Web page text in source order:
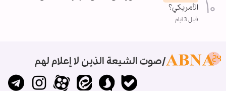
الأمريكي؟
قبل 3 ايام
صوت الشيعة الذين لا إعلام لهم